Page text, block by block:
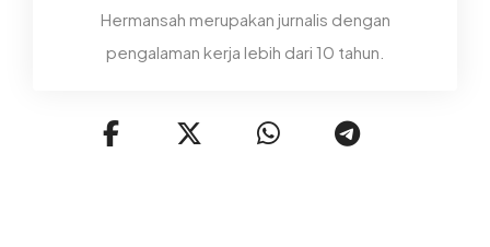
Hermansah merupakan jurnalis dengan
pengalaman kerja lebih dari 10 tahun.